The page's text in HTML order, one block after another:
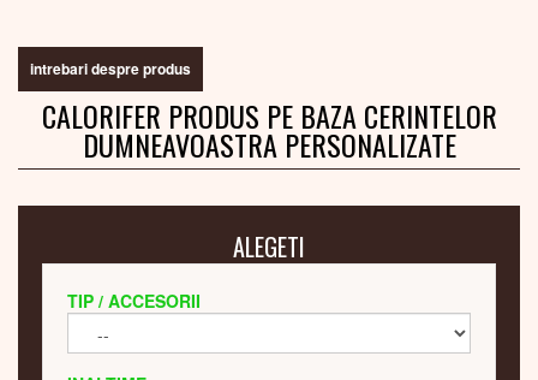
intrebari despre produs
CALORIFER PRODUS PE BAZA CERINTELOR
DUMNEAVOASTRA PERSONALIZATE
ALEGETI
TIP / ACCESORII